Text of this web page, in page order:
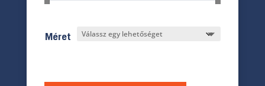
Méret